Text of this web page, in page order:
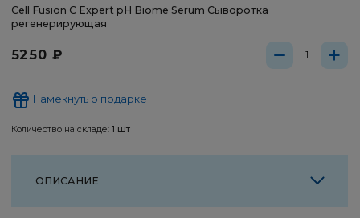
Cell Fusion C Expert pH Biome Serum Сыворотка
регенерирующая
5250 ₽
Намекнуть о подарке
Количество на складе: 1 шт
ОПИСАНИЕ